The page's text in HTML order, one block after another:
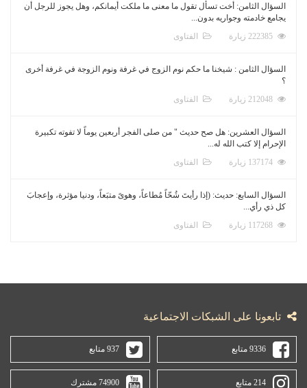
السؤال الثامن: أخت تسأل تقول ما معنى ما ملكت أيمانكم، وهل يجوز للرجل أن
يجامع خادمته وجواريه بدون...
الفتاوى
السؤال الثامن : شيخنا ما حكم نوم الزوج في غرفة ونوم الزوجة في غرفة أخرى
؟
الفتاوى
السؤال العشرين: هل صح حديث " من صلى الفجر أربعين يوماً لا تفوته تكبيرة
الإحرام إلا كتب الله له...
الفتاوى
السؤال السابع: حديث: (إذا رأيتَ شُحّاً مُطاعاً، وهوىً متبَعاً، ودنيا مؤثرة، وإعجابَ
كل ذي رأي...
الفتاوى
تابعونا على الشبكات الاجتماعية
9336 متابع 937 متابع
214 متابع 74900 مشترك